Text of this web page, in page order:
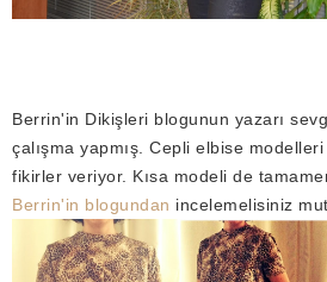
Berrin'in Dikişleri blogunun yazarı
çalışma yapmış. Cepli elbise
fikirler veriyor. Kısa modeli de
Berrin'in blogundan incelemelisiniz